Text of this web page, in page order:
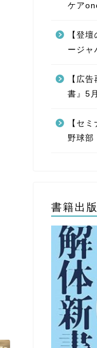
ケア
【登
ージャ
【広
書』5
【セ
野球部
書籍出版